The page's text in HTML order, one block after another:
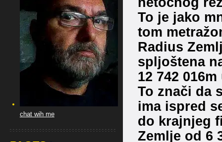
To je jako
tom
Radius
spljoštena
12 742
To znači da
ima ispred
do krajnjeg
Zemlje od 6
chat wih me